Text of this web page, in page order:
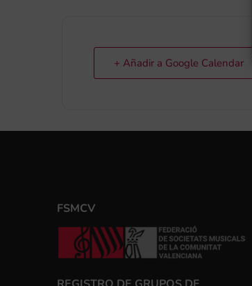
+ Añadir a Google Calendar
FSMCV